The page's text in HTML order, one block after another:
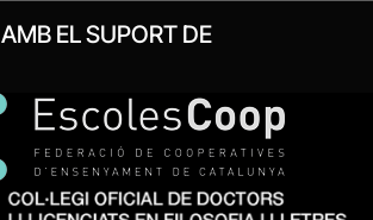
AMB EL SUPORT DE